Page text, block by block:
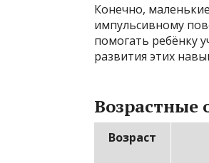
Конечно,
импульсивному
помогать ребёнку
развития этих
Возрастные
Возраст